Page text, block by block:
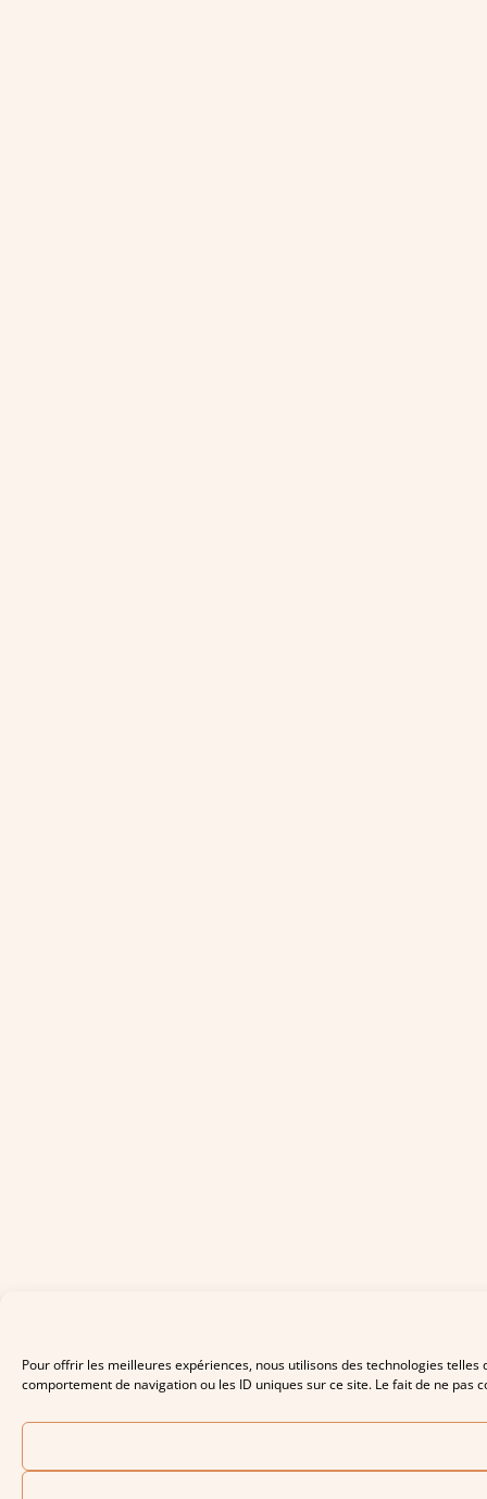
Pour offrir les meilleures expériences, nous utilisons des technologies
comportement de navigation ou les ID uniques sur ce site. Le fait de ne